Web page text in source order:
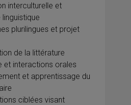
interculturelle et
plurilingues et projet
de la littérature
et interactions orales
et apprentissage du
ciblées visant